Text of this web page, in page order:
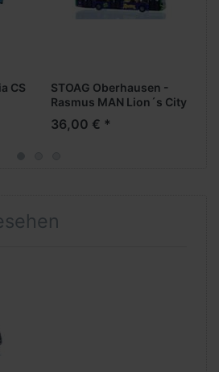
CS
STOAG Oberhausen -
Rasmus MAN Lion´s City
12´18 -Collectors
Edition-
36,00 € *